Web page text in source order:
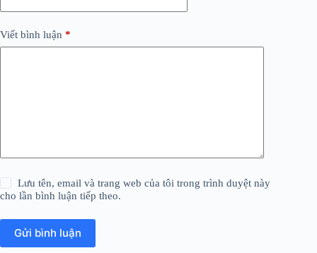
Viết bình luận *
Lưu tên, email và trang web của tôi trong trình duyệt này
cho lần bình luận tiếp theo.
Gửi bình luận